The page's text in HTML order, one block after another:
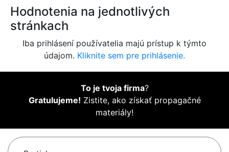
Hodnotenia na jednotlivých
stránkach
Iba prihlásení používatelia majú prístup k týmto
údajom. Kliknite sem pre prihlásenie.
To je tvoja firma?
Gratulujeme! Zistite, ako získať propagačné
materiály!